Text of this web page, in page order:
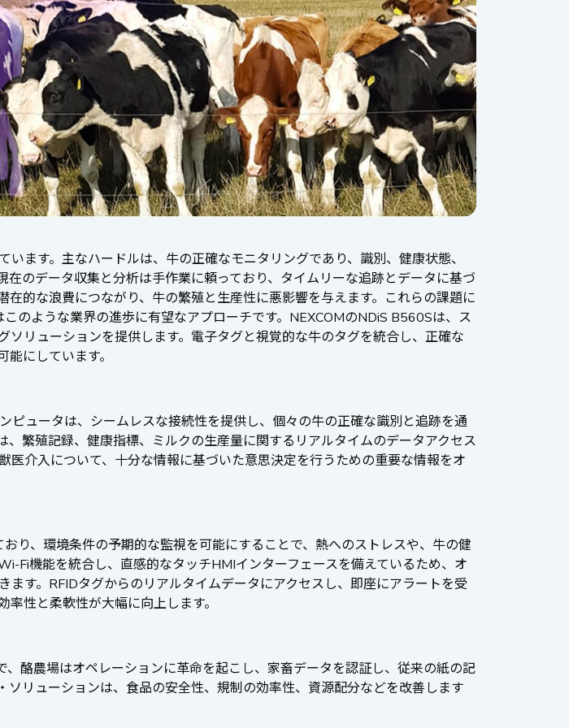
ます。主なハードルは、牛の正確なモニタリングであり、識別、健康状態、
のデータ収集と分析は手作業に頼っており、タイムリーな追跡とデータに基づ
的な浪費につながり、牛の繁殖と生産性に悪影響を与えます。これらの課題に
のような業界の進歩に有望なアプローチです。NEXCOMのNDiS B560Sは、ス
リューションを提供します。電子タグと視覚的な牛のタグを統合し、正確な
にしています。
ュータは、シームレスな接続性を提供し、個々の牛の正確な識別と追跡を通
繁殖記録、健康指標、ミルクの生産量に関するリアルタイムのデータアクセス
介入について、十分な情報に基づいた意思決定を行うための重要な情報をオ
り、環境条件の予期的な監視を可能にすることで、熱へのストレスや、牛の健
Fi機能を統合し、直感的なタッチHMIインターフェースを備えているため、オ
す。RFIDタグからのリアルタイムデータにアクセスし、即座にアラートを受
性と柔軟性が大幅に向上します。
酪農場はオペレーションに革命を起こし、家畜データを認証し、従来の紙の記
リューションは、食品の安全性、規制の効率性、資源配分などを改善します